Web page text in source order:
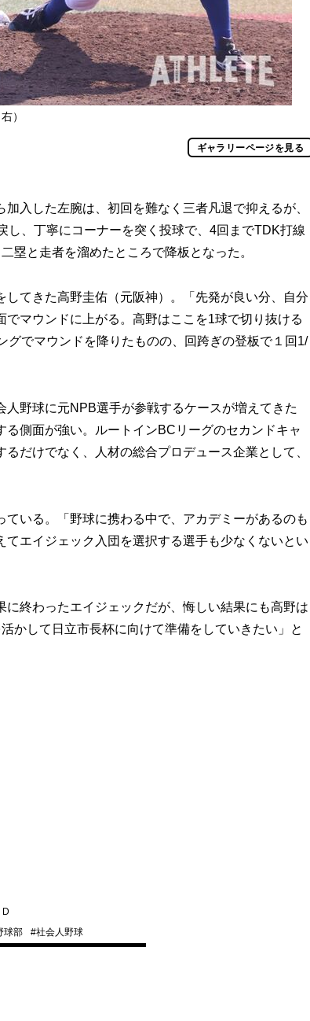
）
ギャラリーページを見る
入した左腕は、初回を難なく三者凡退で抑えるが、
、丁寧にコーナーを突く投球で、4回までTDK打線
塁と走者を溜めたところで降板となった。
てきた高野圭佑（元阪神）。「先発が良い分、自分
マウンドに上がる。高野はここを1球で切り抜ける
でマウンドを降りたものの、回跨ぎの登板で１回1/
野球に元NPB選手が参戦するケースが増えてきた
側面が強い。ルートインBCリーグのセカンドキャ
だけでなく、人材の総合プロデュース企業として、
いる。「野球に携わる中で、アカデミーがあるのも
エイジェック入団を選択する選手も少なくないとい
終わったエイジェックだが、悔しい結果にも高野は
かして日立市長杯に向けて準備をしていきたい」と
球部 #社会人野球